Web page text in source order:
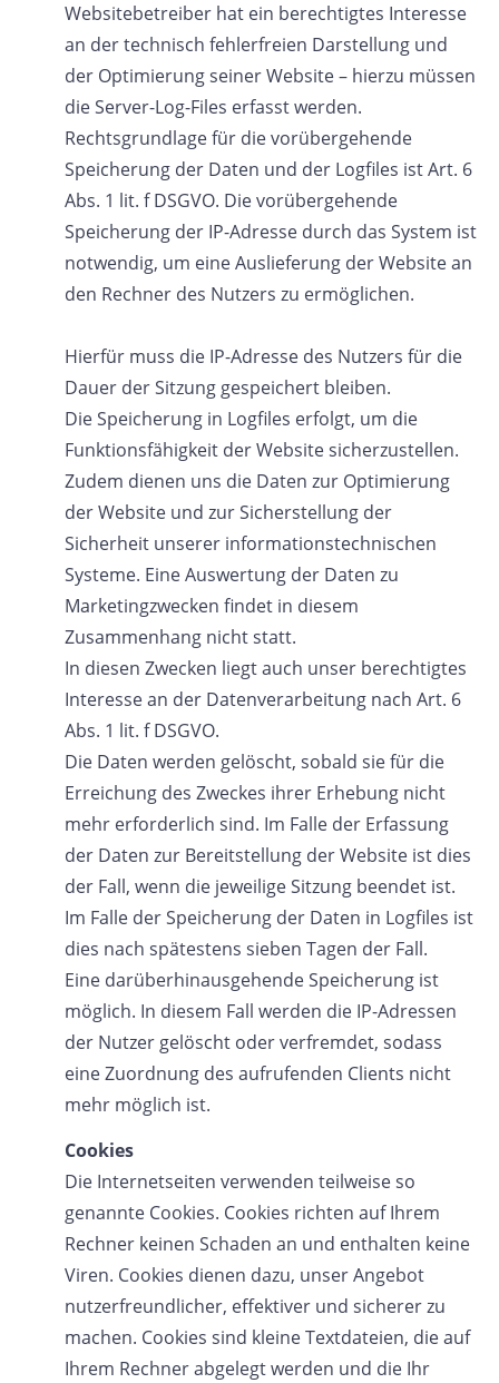
Websitebetreiber hat ein berechtigtes Interesse
an der technisch fehlerfreien Darstellung und
der Optimierung seiner Website – hierzu müssen
die Server-Log-Files erfasst werden.
Rechtsgrundlage für die vorübergehende
Speicherung der Daten und der Logfiles ist Art. 6
Abs. 1 lit. f DSGVO. Die vorübergehende
Speicherung der IP-Adresse durch das System ist
notwendig, um eine Auslieferung der Website an
den Rechner des Nutzers zu ermöglichen.
Hierfür muss die IP-Adresse des Nutzers für die
Dauer der Sitzung gespeichert bleiben.
Die Speicherung in Logfiles erfolgt, um die
Funktionsfähigkeit der Website sicherzustellen.
Zudem dienen uns die Daten zur Optimierung
der Website und zur Sicherstellung der
Sicherheit unserer informationstechnischen
Systeme. Eine Auswertung der Daten zu
Marketingzwecken findet in diesem
Zusammenhang nicht statt.
In diesen Zwecken liegt auch unser berechtigtes
Interesse an der Datenverarbeitung nach Art. 6
Abs. 1 lit. f DSGVO.
Die Daten werden gelöscht, sobald sie für die
Erreichung des Zweckes ihrer Erhebung nicht
mehr erforderlich sind. Im Falle der Erfassung
der Daten zur Bereitstellung der Website ist dies
der Fall, wenn die jeweilige Sitzung beendet ist.
Im Falle der Speicherung der Daten in Logfiles ist
dies nach spätestens sieben Tagen der Fall.
Eine darüberhinausgehende Speicherung ist
möglich. In diesem Fall werden die IP-Adressen
der Nutzer gelöscht oder verfremdet, sodass
eine Zuordnung des aufrufenden Clients nicht
mehr möglich ist.
Cookies
Die Internetseiten verwenden teilweise so
genannte Cookies. Cookies richten auf Ihrem
Rechner keinen Schaden an und enthalten keine
Viren. Cookies dienen dazu, unser Angebot
nutzerfreundlicher, effektiver und sicherer zu
machen. Cookies sind kleine Textdateien, die auf
Ihrem Rechner abgelegt werden und die Ihr